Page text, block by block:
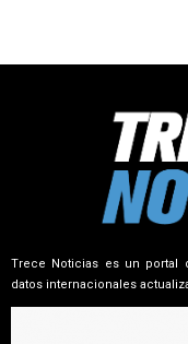
Trece Noticias es un portal
datos internacionales